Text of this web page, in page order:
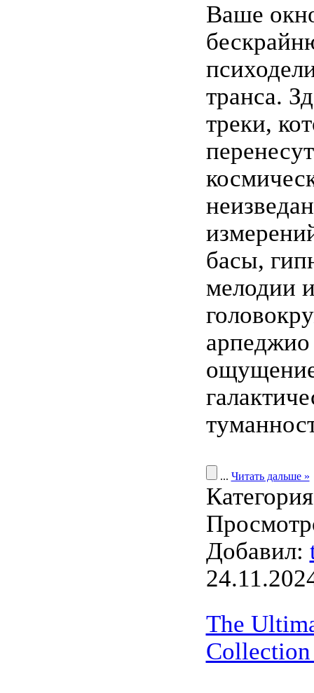
Ваше
транса.
треки,
басы,
мелодии
арпеджио
... Читать дальше »
Добавил:
The